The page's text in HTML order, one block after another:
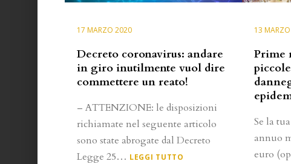
17 MARZO 2020
Decreto coronavirus: andare
in giro inutilmente vuol dire
commettere un reato!
– ATTENZIONE: le disposizioni
richiamate nel seguente articolo
sono state abrogate dal Decreto
Legge 25… LEGGI TUTTO
13
Prime
Se la
annuo
euro